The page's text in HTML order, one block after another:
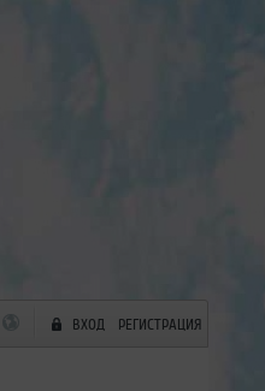
ВХОД РЕГИСТРАЦИЯ